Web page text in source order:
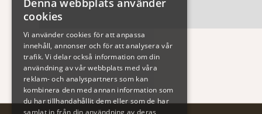
Denna webbplats använder
cookies
Vi använder cookies för att anpassa
innehåll, annonser och för att analysera vår
trafik. Vi delar också information om din
användning av vår webbplats med våra
reklam- och analyspartners som kan
kombinera den med annan information som
du har tillhandahållit dem eller som de har
samlat in från din användning av deras